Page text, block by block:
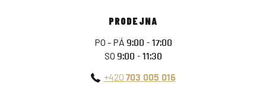
PRODEJNA
PO - PÁ 9:00 - 17:00
SO 9:00 - 11:30
+420 703 005 016